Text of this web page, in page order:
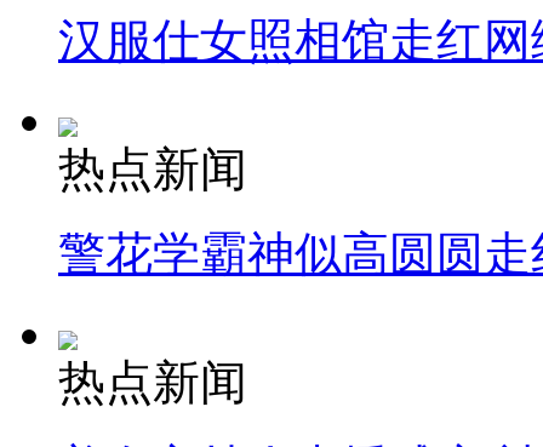
汉服仕女照相馆走红网
热点新闻
警花学霸神似高圆圆走
热点新闻